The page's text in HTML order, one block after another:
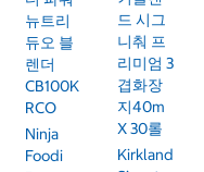
뉴트리
듀오 블
렌더
CB100K
RCO
Ninja
Foodi
드 시그
니춰 프
리미엄 3
겹화장
지40m
X 30롤
Kirkland